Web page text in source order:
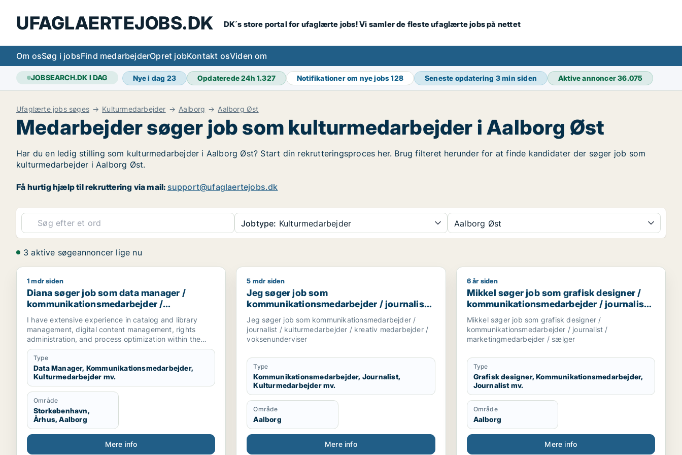
UFAGLAERTEJOBS.DK DK´s store portal for ufaglærte jobs! Vi samler de fleste ufaglærte jobs på nettet
Om osSøg i jobsFind medarbejderOpret jobKontakt osViden om
JOBSEARCH.DK I DAG Nye i dag 23 Opdaterede 24h1.327 Notifikationer om nye jobs128 Seneste opdatering 3 min siden Aktive annoncer36.075
Ufaglærte jobs søges Kulturmedarbejder Aalborg Aalborg Øst
Medarbejder søger job som kulturmedarbejder i Aalborg Øst
Har du en ledig stilling som kulturmedarbejder i Aalborg Øst? Start din rekrutteringsproces her. Brug filteret herunder for at finde kandidater der søger job som
kulturmedarbejder i Aalborg Øst.
Få hurtig hjælp til rekruttering via mail: support@ufaglaertejobs.dk
Jobtype: Kulturmedarbejder Aalborg Øst
3 aktive søgeannoncer lige nu
Diana søger job som data manager / kommunikationsmedarbejder / kulturmedarbejder / kreativ medarbejder / produktspecialist
1 mdr siden
Diana søger job som data manager /
kommunikationsmedarbejder /
kulturmedarbejder / kreativ medarbejder /
produktspecialist
I have extensive experience in catalog and library
management, digital content management, rights
administration, and process optimization within the
music and media industries. I have worked managing
digital service provider (DSP) content, ensuring
compliance with guidelines, data structures, media
standards, and overseeing large-scale operational
processes. Adept at IP information management,
including contract review, copyright registration
analysis, and enforcement strategies.
TR/ Jeg har omfattende erfaring med katalog- og
biblioteksadministration, digital indholdsstyring,
rettighedsadministration og procesoptimering inden
for musik- og mediebranchen. Jeg har arbejdet med at
Type
Data Manager, Kommunikationsmedarbejder,
Kulturmedarbejder mv.
Område
Storkøbenhavn,
Århus, Aalborg
Mere info
Jeg søger job som kommunikationsmedarbejder / journalist / kulturmedarbejder / kreativ medarbejder /
5 mdr siden
Jeg søger job som
kommunikationsmedarbejder / journalist /
kulturmedarbejder / kreativ medarbejder /
voksenunderviser
Jeg søger job som kommunikationsmedarbejder /
journalist / kulturmedarbejder / kreativ medarbejder /
voksenunderviser
Type
Kommunikationsmedarbejder, Journalist,
Kulturmedarbejder mv.
Område
Aalborg
Mere info
Mikkel søger job som grafisk designer /
6 år siden
Mikkel søger job som grafisk designer /
kommunikationsmedarbejder / journalist /
marketingmedarbejder / sælger
Mikkel søger job som grafisk designer /
kommunikationsmedarbejder / journalist /
marketingmedarbejder / sælger
Type
Grafisk designer, Kommunikationsmedarbejder,
Journalist mv.
Område
Aalborg
Mere info